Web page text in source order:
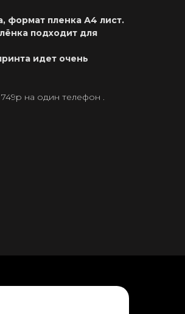
формат пленка А4 лист.
подходит для
идет очень
на один телефон .